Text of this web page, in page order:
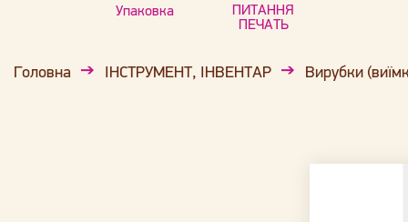
Упаковка
ПИТАННЯ
ПЕЧАТЬ
Головна ІНСТРУМЕНТ, ІНВЕНТАР Вирубки